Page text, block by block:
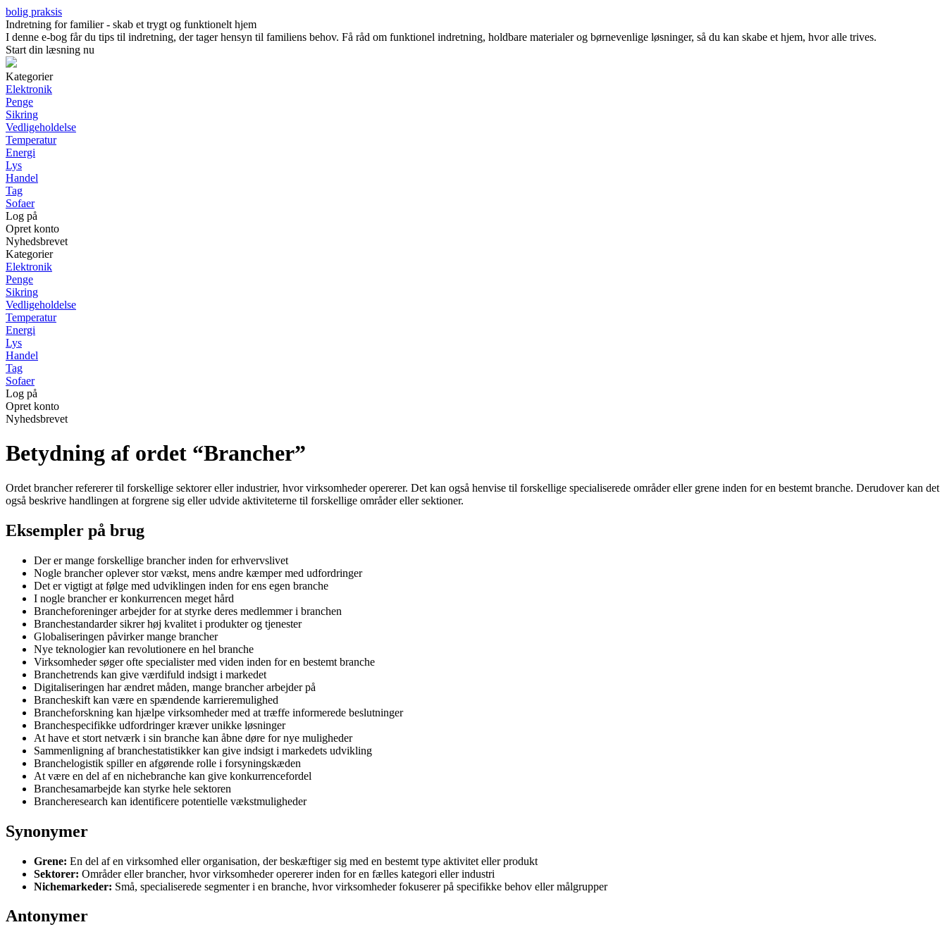
bolig praksis
Indretning for familier - skab et trygt og funktionelt hjem
I denne e-bog får du tips til indretning, der tager hensyn til familiens behov. Få råd om funktionel indretning, holdbare materialer og børnevenlige løsninger, så du kan skabe et hjem, hvor alle trives.
Start din læsning nu
Kategorier
Elektronik
Penge
Sikring
Vedligeholdelse
Temperatur
Energi
Lys
Handel
Tag
Sofaer
Log på
Opret konto
Nyhedsbrevet
Kategorier
Elektronik
Penge
Sikring
Vedligeholdelse
Temperatur
Energi
Lys
Handel
Tag
Sofaer
Log på
Opret konto
Nyhedsbrevet
Betydning af ordet “Brancher”
Ordet brancher refererer til forskellige sektorer eller industrier, hvor virksomheder opererer. Det kan også henvise til forskellige specialiserede områder eller grene inden for en bestemt branche. Derudover kan det
også beskrive handlingen at forgrene sig eller udvide aktiviteterne til forskellige områder eller sektioner.
Eksempler på brug
Der er mange forskellige brancher inden for erhvervslivet
Nogle brancher oplever stor vækst, mens andre kæmper med udfordringer
Det er vigtigt at følge med udviklingen inden for ens egen branche
I nogle brancher er konkurrencen meget hård
Brancheforeninger arbejder for at styrke deres medlemmer i branchen
Branchestandarder sikrer høj kvalitet i produkter og tjenester
Globaliseringen påvirker mange brancher
Nye teknologier kan revolutionere en hel branche
Virksomheder søger ofte specialister med viden inden for en bestemt branche
Branchetrends kan give værdifuld indsigt i markedet
Digitaliseringen har ændret måden, mange brancher arbejder på
Brancheskift kan være en spændende karrieremulighed
Brancheforskning kan hjælpe virksomheder med at træffe informerede beslutninger
Branchespecifikke udfordringer kræver unikke løsninger
At have et stort netværk i sin branche kan åbne døre for nye muligheder
Sammenligning af branchestatistikker kan give indsigt i markedets udvikling
Branchelogistik spiller en afgørende rolle i forsyningskæden
At være en del af en nichebranche kan give konkurrencefordel
Branchesamarbejde kan styrke hele sektoren
Brancheresearch kan identificere potentielle vækstmuligheder
Synonymer
Grene: En del af en virksomhed eller organisation, der beskæftiger sig med en bestemt type aktivitet eller produkt
Sektorer: Områder eller brancher, hvor virksomheder opererer inden for en fælles kategori eller industri
Nichemarkeder: Små, specialiserede segmenter i en branche, hvor virksomheder fokuserer på specifikke behov eller målgrupper
Antonymer